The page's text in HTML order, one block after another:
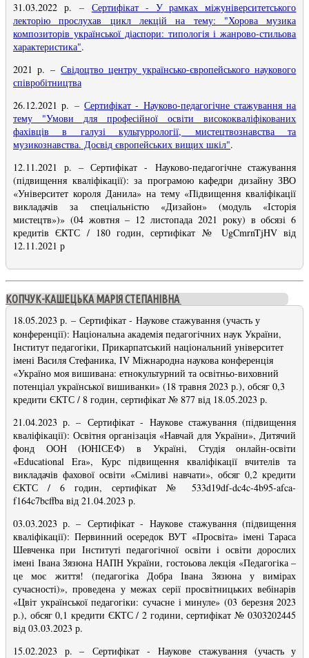
31.03.2022 р. – Сертифікат - У рамках міжуніверситетського
лекторію прослухав цикл лекцій на тему: "Хорова музика
композиторів української діаспори: типологія і жанрово-стильова
характеристика".
2021 р.–Свідоцтво центру українсько-європейського наукового
співробітництва
26.12.2021 р. – Сертифікат - Науково-педагогічне стажування на
тему "Умови для професійної освіти висококваліфікованих
фахівців в галузі культуррології, мистецтвознавства та
музикознавства. Досвід європейських вищих шкіл".
12.11.2021 р.– Сертифікат - Науково-педагогічне стажування
(підвищення кваліфікації): за програмою кафедри дизайну ЗВО
«Університет короля Данила» на тему «Підвищення кваліфікації
викладачів за спеціальністю «Дизайон» (модуль «Історія
мистецтв»)» (04 жовтня – 12 листопада 2021 року) в обсязі 6
кредитів ЄКТС / 180 годин, сертифікат № UgCmrnTjHV від
12.11.2021 р
КОПЧУК-КАШЕЦЬКА МАРІЯ СТЕПАНІВНА
18.05.2023 р. – Сертифікат - Наукове стажування (участь у
конференції): Національна академія педагогічних наук України,
Інститут педагогіки, Прикарпатський національний університет
імені Василя Стефаника, IV Міжнародна наукова конференція
«Україно моя вишивана: етнокультурний та освітньо-виховний
потенціал української вишиванки» (18 травня 2023 р.), обсяг 0,3
кредити ЄКТС / 8 годин, сертифікат № 877 від 18.05.2023 р.
21.04.2023 р.– Сертифікат -Наукове стажування (підвищення
кваліфікації): Освітня організація «Навчай для України», Дитячий
фонд ООН (ЮНІСЕФ) в Україні, Студія онлайн-освіти
«Educational Era», Курс підвищення кваліфікації вчителів та
викладачів фахової освіти «Сміливі навчати», обсяг 0,2 кредити
ЄКТС / 6 годин, сертифікат № 533d19df-dc4c-4b95-afca-
f164c7bcffba від 21.04.2023 р.
03.03.2023 р.– Сертифікат -Наукове стажування (підвищення
кваліфікації): Первинний осередок ВУТ «Просвіта» імені Тараса
Шевченка при Інституті педагогічної освіти і освіти дорослих
імені Івана Зязюна НАПН України, гостоьова лекція «Педагогіка –
це моє життя! (педагогіка Добра Івана Зязюна у вимірах
сучасності)», проведена у межах серії просвітницьких вебінарів
«Цвіт української педагогіки: сучасне і минуле» (03 березня 2023
р.), обсяг 0,1 кредити ЄКТС / 2 години, сертифікат № 0303202445
від 03.03.2023 р.
15.02.2023 р.– Сертифікат -Наукове стажування (участь у